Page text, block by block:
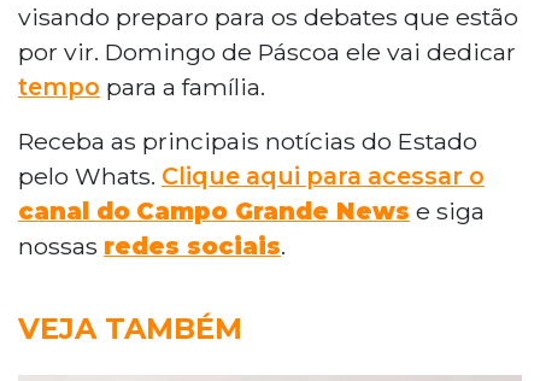
visando preparo para os debates que estão
por vir. Domingo de Páscoa ele vai dedicar
tempo para a família.
Receba as principais notícias do Estado
pelo Whats. Clique aqui para acessar o
canal do Campo Grande News e siga
nossas redes sociais.
VEJA TAMBÉM